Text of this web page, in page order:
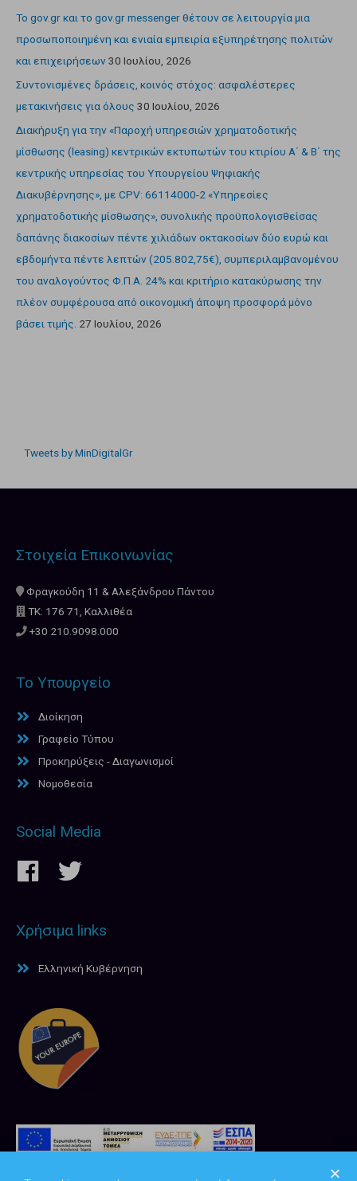
Το gov.gr και το gov.gr messenger θέτουν σε λειτουργία μια
προσωποποιημένη και ενιαία εμπειρία εξυπηρέτησης πολιτών
και επιχειρήσεων30 Ιουλίου, 2026
Συντονισμένες δράσεις, κοινός στόχος: ασφαλέστερες
μετακινήσεις για όλους 30 Ιουλίου, 2026
Διακήρυξη για την «Παροχή υπηρεσιών χρηματοδοτικής
μίσθωσης (leasing) κεντρικών εκτυπωτών του κτιρίου Α΄ & Β΄ της
κεντρικής υπηρεσίας του Υπουργείου Ψηφιακής
Διακυβέρνησης», με CPV: 66114000-2 «Υπηρεσίες
χρηματοδοτικής μίσθωσης», συνολικής προϋπολογισθείσας
δαπάνης διακοσίων πέντε χιλιάδων οκτακοσίων δύο ευρώ και
εβδομήντα πέντε λεπτών (205.802,75€), συμπεριλαμβανομένου
του αναλογούντος Φ.Π.Α. 24% και κριτήριο κατακύρωσης την
πλέον συμφέρουσα από οικονομική άποψη προσφορά μόνο
βάσει τιμής. 27 Ιουλίου, 2026
Tweets by MinDigitalGr
Στοιχεία Επικοινωνίας
Φραγκούδη 11 & Αλεξάνδρου Πάντου
ΤΚ: 176 71, Καλλιθέα
+30 210.9098.000
Το Υπουργείο
Διοίκηση
Γραφείο Τύπου
Προκηρύξεις - Διαγωνισμοί
Νομοθεσία
Social Media
Χρήσιμα links
Ελληνική Κυβέρνηση